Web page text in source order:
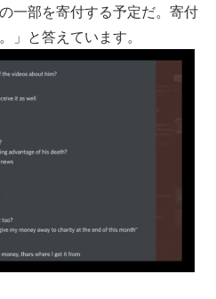
一部を寄付する予定だ。寄付
」と答えています。